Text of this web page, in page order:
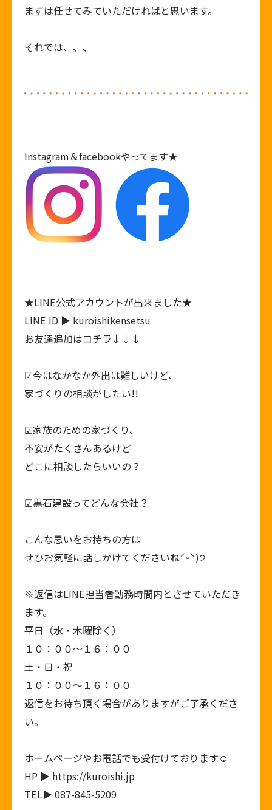
まずは任せてみていただければと思います。
それでは、、、
Instagram＆facebookやってます★
★LINE公式アカウントが出来ました★
LINE ID ▶ kuroishikensetsu
お友達追加はコチラ↓↓↓
︎︎︎︎︎︎☑︎今はなかなか外出は難しいけど、
家づくりの相談がしたい!!
︎︎︎︎︎︎☑︎家族のための家づくり、
不安がたくさんあるけど
どこに相談したらいいの？
︎︎︎︎︎︎☑︎黒石建設ってどんな会社？
こんな思いをお持ちの方は
ぜひお気軽に話しかけてくださいねˊᵕˋ)੭
※返信はLINE担当者勤務時間内とさせていただき
ます。
平日（水・木曜除く）
１０：００～１６：００
土・日・祝
１０：００～１６：００
返信をお待ち頂く場合がありますがご了承くださ
い。
ホームページやお電話でも受付けております☺︎
HP ▶ https://kuroishi.jp
TEL▶ 087-845-5209